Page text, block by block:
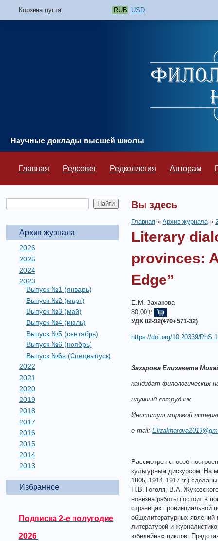
Корзина пуста. RUB USD
Научные доклады высшей школы
Главная Редсовет Редколлегия Авторам
Архив журнала
2026
2025
2024
2023
Выпуск №1 (январь)
Выпуск №2 (март)
Выпуск №3 (май)
Выпуск №4 (июль)
Выпуск №5 (сентябрь)
Выпуск №6 (ноябрь)
Выпуск №6s (Спецвыпуск)
2022
2021
2020
2019
2018
2017
2016
2015
2014
2013
Избранное
Подписка 2-е полугодие
2026
Вы здесь
Главная» Архив журнала»
Literary
provinces:
Edge”
Е.М. Захарова
80,00 ₽
УДК 82-92(470+571-32)
https://doi.org/10.20339/
Захарова Елизавета
кандидат филологических
научный сотрудник
Институт мировой
e-mail:
Рассмотрен способ
культурным дискурсом. На
1905, 1914–1917 гг.)
Н.В. Гоголя, В.А.
новизна работы состоит в
страницах провинциальной
общелитературных
литературой и
юбилейных циклов.